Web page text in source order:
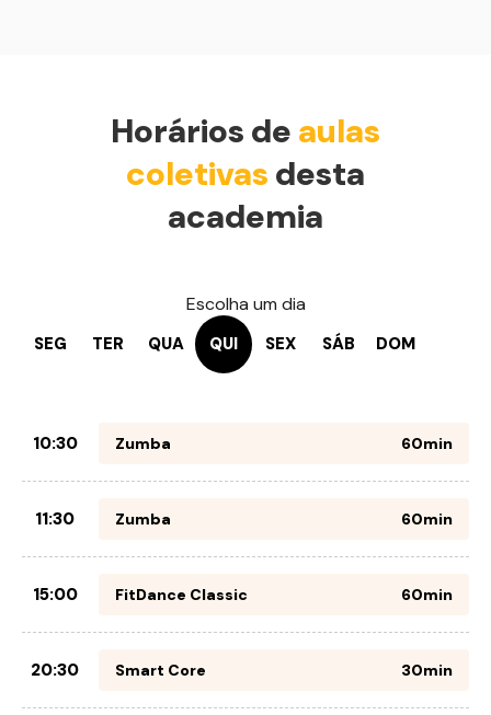
Horários de aulas
coletivas desta
academia
Escolha um dia
SEG TER QUA QUI SEX SÁB DOM
10:30 Zumba 60min
11:30 Zumba 60min
15:00 FitDance Classic 60min
20:30 Smart Core 30min